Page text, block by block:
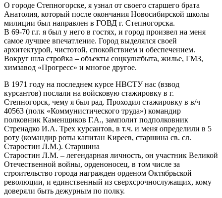
О городе Степногорске, я узнал от своего старшего брата
Анатолия, который после окончания Новосибирской школы
милиции был направлен в ГОВД г. Степногорска.
В 69-70 г.г. я был у него в гостях, и город произвел на меня
самое лучшее впечатление. Город выделялся своей
архитектурой, чистотой, спокойствием и обеспечением.
Вокруг шла стройка – объекты соцкультбыта, жилье, ГМЗ,
химзавод «Прогресс» и многое другое.
В 1971 году на последнем курсе НВСТУ нас (взвод
курсантов) послали на войсковую стажировку в г.
Степногорск, чему я был рад. Проходил стажировку в в/ч
40563 (полк «Коммунистического труда») командир
полковник Каменщиков Г.А., замполит подполковник
Стренадко И.А. Трех курсантов, в т.ч. и меня определили в 5
роту (командир роты капитан Киреев, старшина св. сл.
Старостин Л.М.). Старшина
Старостин Л.М. – легендарная личность, он участник Великой
Отечественной войны, орденоносец, в том числе за
строительство города награжден орденом Октябрьской
революции, и единственный из сверхсрочнослужащих, кому
доверяли быть дежурным по полку.